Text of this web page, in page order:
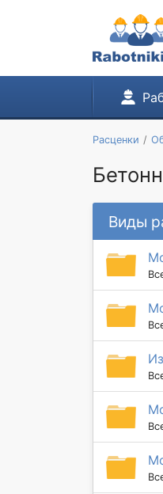
Расценки
Виды